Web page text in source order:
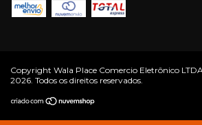
Copyright Wala Place Comercio Eletrônico
2026. Todos os direitos reservados.